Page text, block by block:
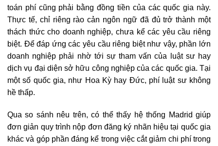
toán phí cũng phải bằng đồng tiền của các quốc gia này.
Thực tế, chỉ riêng rào cản ngôn ngữ đã đủ trở thành một
thách thức cho doanh nghiệp, chưa kể các yêu cầu riêng
biệt. Để đáp ứng các yêu cầu riêng biệt như vậy, phần lớn
doanh nghiệp phải nhờ tới sự tham vấn của luật sư hay
dịch vụ đại diện sở hữu công nghiệp của các quốc gia. Tại
một số quốc gia, như Hoa Kỳ hay Đức, phí luật sư không
hề thấp.
Qua so sánh nêu trên, có thể thấy hệ thống Madrid giúp
đơn giản quy trình nộp đơn đăng ký nhãn hiệu tại quốc gia
khác và góp phần đáng kể trong việc cắt giảm chi phí trong